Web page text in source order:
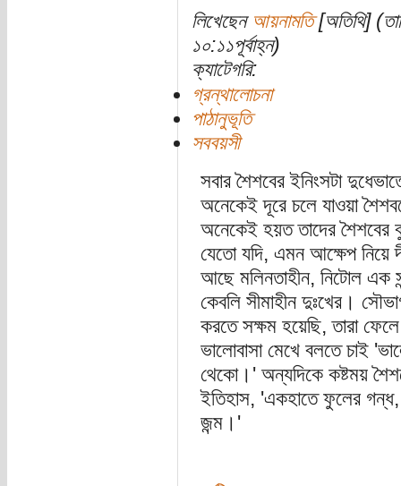
লিখেছেন আয়নামতি[অতিথি]
১০:১১পূর্বাহ্ন)
ক্যাটেগরি:
গ্রন্থালোচনা
পাঠানুভূতি
সববয়সী
সবার শৈশবের ইনিংসটা
অনেকেই দূরে চলে যাওয়া
অনেকেই হয়ত তাদের শৈশবের
যেতো যদি, এমন আক্ষেপ নিয়ে
আছে মলিনতাহীন, নিটোল এক
কেবলি সীমাহীন দুঃখের।
করতে সক্ষম হয়েছি, তারা
ভালোবাসা মেখে বলতে চাই
থেকো।' অন্যদিকে কষ্টময়
ইতিহাস, 'একহাতে ফুলের
জন্ম।'